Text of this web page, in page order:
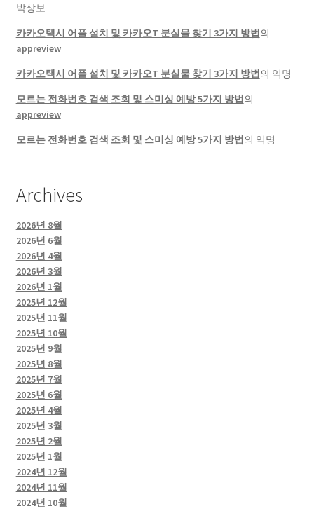
박상보
카카오택시 어플 설치 및 카카오T 분실물 찾기 3가지 방법 의
appreview
카카오택시 어플 설치 및 카카오T 분실물 찾기 3가지 방법 의 익명
모르는 전화번호 검색 조회 및 스미싱 예방 5가지 방법 의
appreview
모르는 전화번호 검색 조회 및 스미싱 예방 5가지 방법 의 익명
Archives
2026년 8월
2026년 6월
2026년 4월
2026년 3월
2026년 1월
2025년 12월
2025년 11월
2025년 10월
2025년 9월
2025년 8월
2025년 7월
2025년 6월
2025년 4월
2025년 3월
2025년 2월
2025년 1월
2024년 12월
2024년 11월
2024년 10월